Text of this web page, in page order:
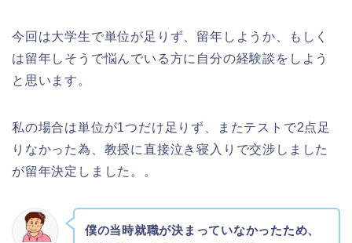
今回は大学生で単位が足りず、留年しようか、もしく
は留年しそうで悩んでいる方に自分の経験談をしよう
と思います。
私の場合は単位が1つだけ足りず、またテストで2点足
りなかった為、教授に直接泣き寝入りで交渉しました
が留年決定しました。。
僕の当時就職が決まっていなかったため、